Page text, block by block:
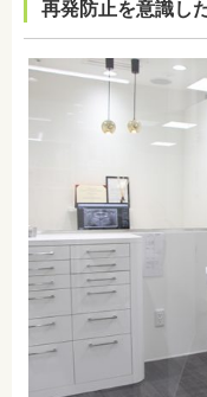
再発防止を意識し